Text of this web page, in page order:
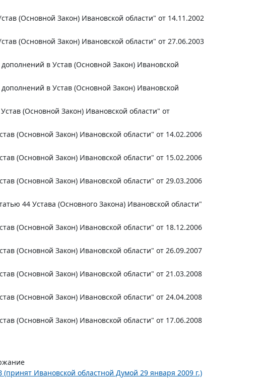
(Основной Закон) Ивановской области" от 14.11.2002
(Основной Закон) Ивановской области" от 27.06.2003
в Устав (Основной Закон) Ивановской
в Устав (Основной Закон) Ивановской
(Основной Закон) Ивановской области" от
(Основной Закон) Ивановской области" от 14.02.2006
(Основной Закон) Ивановской области" от 15.02.2006
(Основной Закон) Ивановской области" от 29.03.2006
44 Устава (Основного Закона) Ивановской области"
(Основной Закон) Ивановской области" от 18.12.2006
(Основной Закон) Ивановской области" от 26.09.2007
(Основной Закон) Ивановской области" от 21.03.2008
(Основной Закон) Ивановской области" от 24.04.2008
(Основной Закон) Ивановской области" от 17.06.2008
Ивановской областной Думой 29 января 2009 г.)